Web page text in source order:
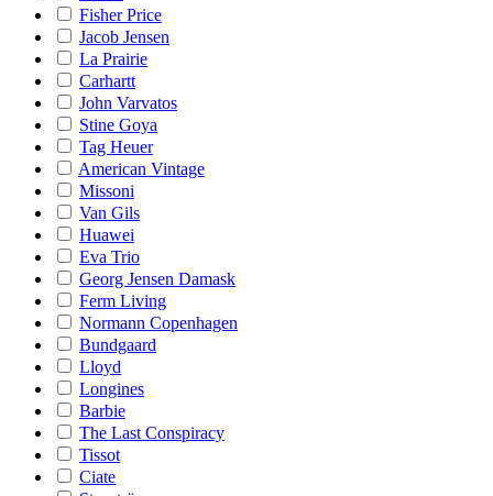
Fisher Price
Jacob Jensen
La Prairie
Carhartt
John Varvatos
Stine Goya
Tag Heuer
American Vintage
Missoni
Van Gils
Huawei
Eva Trio
Georg Jensen Damask
Ferm Living
Normann Copenhagen
Bundgaard
Lloyd
Longines
Barbie
The Last Conspiracy
Tissot
Ciate